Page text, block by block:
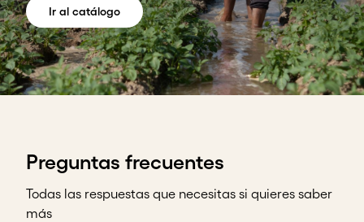
Ir al catálogo
Preguntas frecuentes
Todas las respuestas que necesitas si quieres saber
más